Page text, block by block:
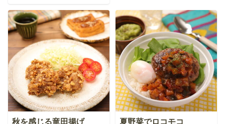
秋を感じる竜田揚げ 夏野菜でロコモコ